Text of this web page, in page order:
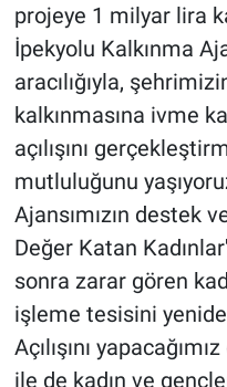
projeye 1 milyar lira
İpekyolu Kalkınma
aracılığıyla,
kalkınmasına ivme
açılışını
mutluluğunu
Ajansımızın destek
Değer Katan
sonra zarar gören
işleme tesisini
Açılışını
ile de kadın ve